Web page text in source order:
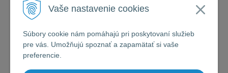
Vaše nastavenie cookies
Súbory cookie nám pomáhajú pri poskytovaní služieb
pre vás. Umožňujú spoznať a zapamätať si vaše
preferencie.
Socha Pieta